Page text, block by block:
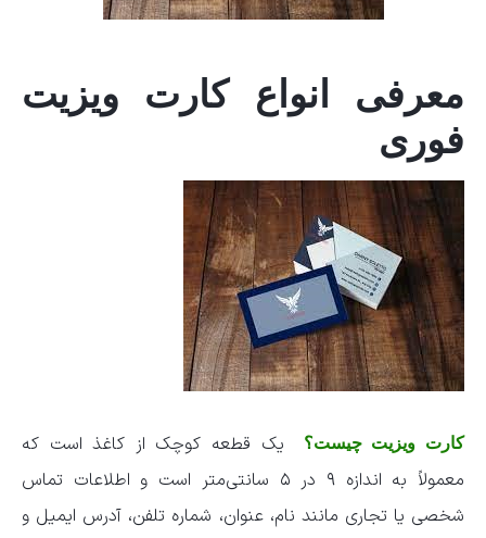
معرفی انواع کارت ویزیت
فوری
کارت ویزیت چیست؟
یک قطعه کوچک از کاغذ است که
معمولاً به اندازه ۹ در ۵ سانتی‌متر است و اطلاعات تماس
شخصی یا تجاری مانند نام، عنوان، شماره تلفن، آدرس ایمیل و